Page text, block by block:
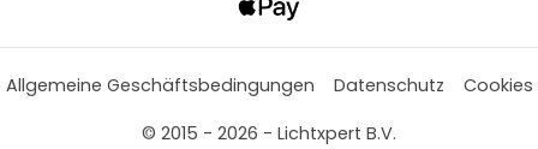
Allgemeine Geschäftsbedingungen Datenschutz
Cookies
© 2015 - 2026 - Lichtxpert B.V.